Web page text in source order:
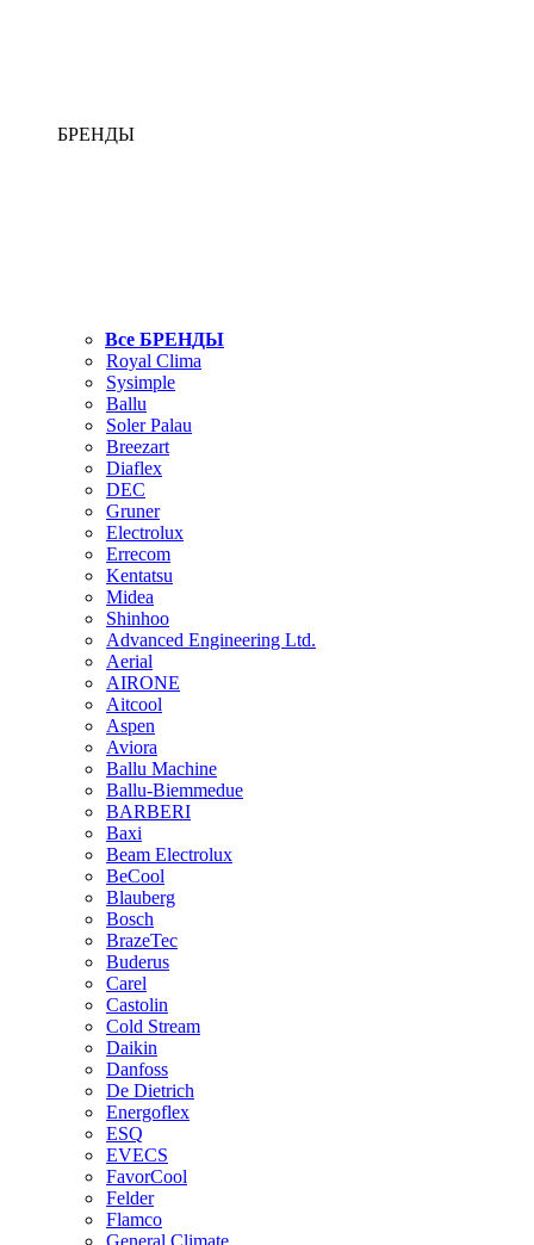
БРЕНДЫ
Все БРЕНДЫ
Royal Clima
Sysimple
Ballu
Soler Palau
Breezart
Diaflex
DEC
Gruner
Electrolux
Errecom
Kentatsu
Midea
Shinhoo
Advanced Engineering Ltd.
Aerial
AIRONE
Aitcool
Aspen
Aviora
Ballu Machine
Ballu-Biemmedue
BARBERI
Baxi
Beam Electrolux
BeCool
Blauberg
Bosch
BrazeTec
Buderus
Carel
Castolin
Cold Stream
Daikin
Danfoss
De Dietrich
Energoflex
ESQ
EVECS
FavorCool
Felder
Flamco
General Climate